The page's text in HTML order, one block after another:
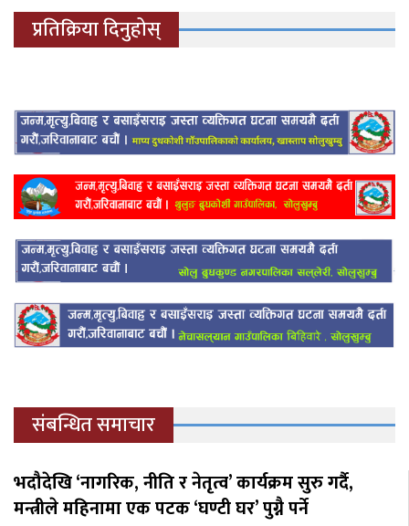
प्रतिक्रिया दिनुहोस्
संबन्धित समाचार
भदौदेखि ‘नागरिक, नीति र नेतृत्व’ कार्यक्रम सुरु गर्दै,
मन्त्रीले महिनामा एक पटक ‘घण्टी घर’ पुग्नै पर्ने